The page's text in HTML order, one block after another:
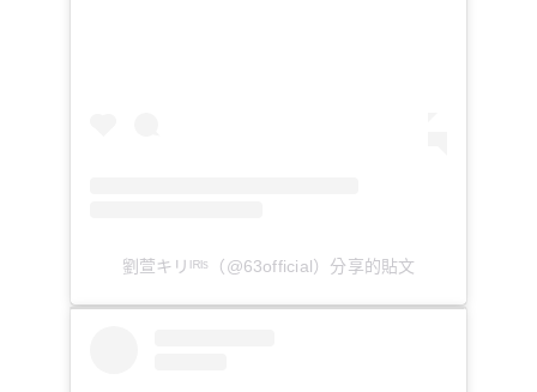
劉萱キリᴵᴿᴵˢ（@63official）分享的貼文